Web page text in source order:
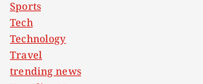
Sports
Tech
Technology
Travel
trending news